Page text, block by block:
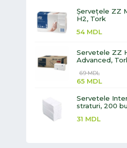
Șervețele ZZ
H2, Tork
54 MDL
Servetele ZZ
Advanced,
69MDL
65 MDL
Servetele
straturi, 200
31 MDL